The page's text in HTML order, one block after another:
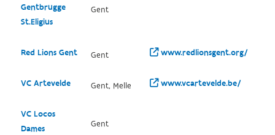
Gentbrugge
St.Eligius
Gent
Red Lions Gent Gent www.redlionsgent.org/
VC Artevelde Gent, Melle www.vcartevelde.be/
VC Locos
Dames
Gent